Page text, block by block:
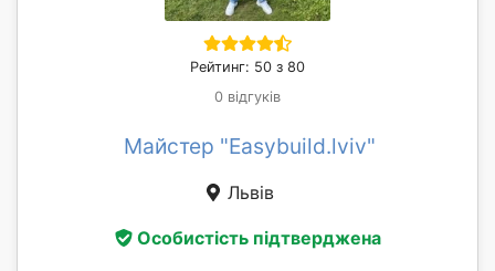
Рейтинг: 50 з 80
0 відгуків
Майстер "Easybuild.lviv"
Львів
Особистість підтверджена